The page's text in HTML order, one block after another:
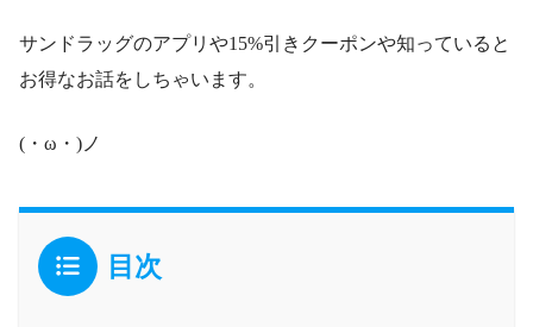
サンドラッグのアプリや15%引きクーポンや知っていると
お得なお話をしちゃいます。
(・ω・)ノ
目次